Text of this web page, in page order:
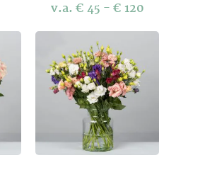
v.a.€45 -€ 120